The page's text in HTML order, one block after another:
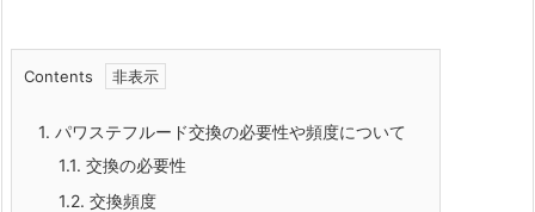
Contents
1. パワステフルード交換の必要性や頻度について
1.1. 交換の必要性
1.2. 交換頻度